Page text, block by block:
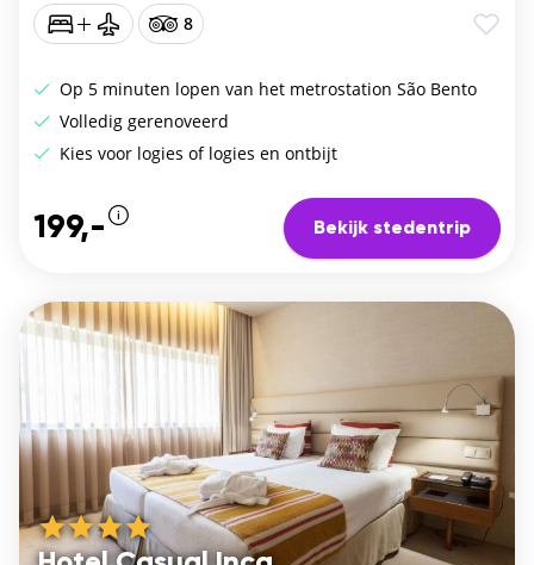
8
Op 5 minuten lopen van het metrostation São Bento
Volledig gerenoveerd
Kies voor logies of logies en ontbijt
199,- Bekijk stedentrip